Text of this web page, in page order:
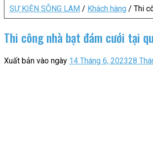
SỰ KIỆN SÔNG LAM / Khách hàng / Thi
Thi công nhà bạt đám cưới tại
Xuất bản vào ngày 14 Tháng 6, 202328